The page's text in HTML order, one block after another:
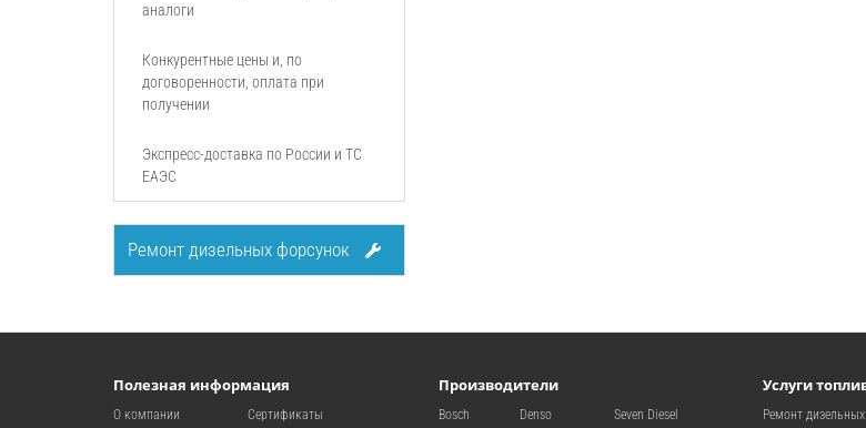
аналоги
Конкурентные цены и, по
договоренности, оплата при
получении
Экспресс-доставка по России и ТС
ЕАЭС
Ремонт дизельных форсунок
Полезная информация
О компании Сертификаты
Производители
Bosch Denso Seven Diesel
Услуги
Ремонт